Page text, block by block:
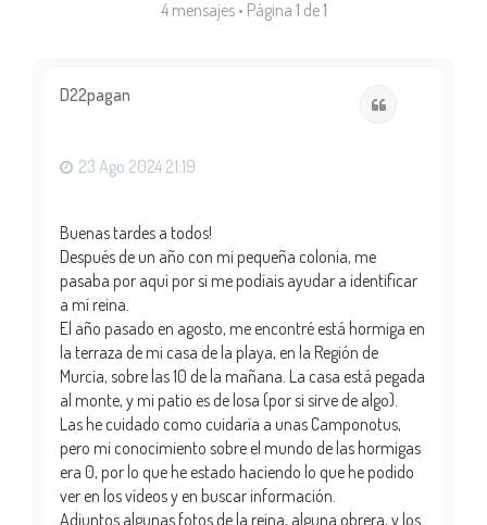
4 mensajes • Página 1 de1
D22pagan
23 Ago 2024 21:19
Buenas tardes a todos!
Después de un año con mi pequeña colonia, me
pasaba por aquí por si me podíais ayudar a identificar
a mí reina.
El año pasado en agosto, me encontré está hormiga en
la terraza de mi casa de la playa, en la Región de
Murcia, sobre las 10 de la mañana. La casa está pegada
al monte, y mi patio es de losa (por si sirve de algo).
Las he cuidado como cuidaría a unas Camponotus,
pero mi conocimiento sobre el mundo de las hormigas
era 0, por lo que he estado haciendo lo que he podido
ver en los vídeos y en buscar información.
Adjuntos algunas fotos de la reina, alguna obrera, y los